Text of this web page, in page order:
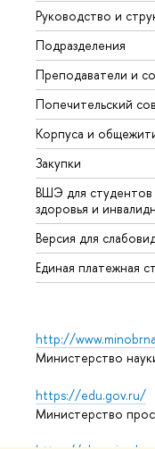
Руководство и
Подразделения
Преподаватели и
Попечительский
Корпуса и
Закупки
ВШЭ для студентов
здоровья и
Версия для
Единая платежная
http://
Министерство
https://edu.gov.ru/
Министерство